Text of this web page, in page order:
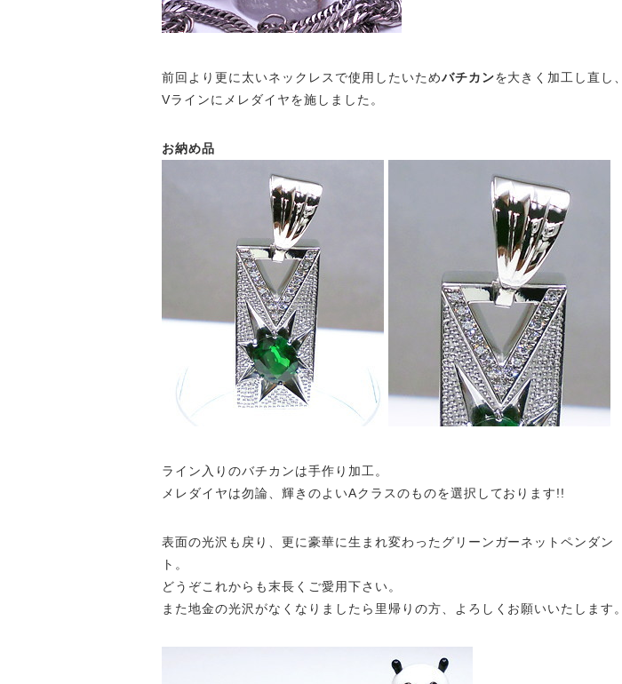
前回より更に太いネックレスで使用したいためバチカンを大きく加工し直し、
Vラインにメレダイヤを施しました。
お納め品
ライン入りのバチカンは手作り加工。
メレダイヤは勿論、輝きのよいAクラスのものを選択しております!!
表面の光沢も戻り、更に豪華に生まれ変わったグリーンガーネットペンダン
ト。
どうぞこれからも末長くご愛用下さい。
また地金の光沢がなくなりましたら里帰りの方、よろしくお願いいたします。